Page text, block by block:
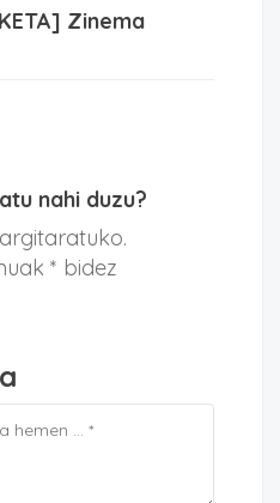
Zinema
nahi duzu?
* bidez